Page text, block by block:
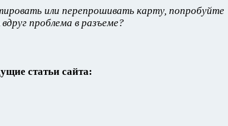
или перепрошивать карту, попробуйте
проблема в разъеме?
статьи сайта: